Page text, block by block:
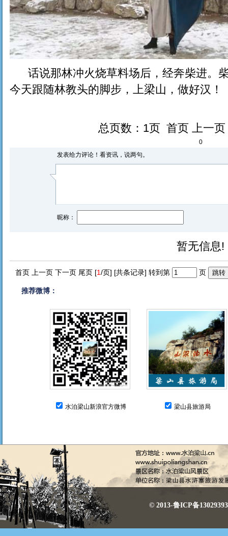
话说那林冲火烧草料场后，经奔柴进。
今天跟随林教头的脚步，上梁山，做好汉！
总页数：1页 首页 上一页
0
发表给力评论！看资讯，说两句。
昵称：
暂无信息!
首页 上一页 下一页 尾页 [1/页] [共条记录] 转到第 页
推荐微博：
水泊梁山新浪官方微博 梁山县旅游局
© 2013-鲁ICP备